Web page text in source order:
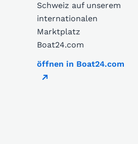
Schweiz auf unserem
internationalen
Marktplatz
Boat24.com
öffnen in Boat24.com